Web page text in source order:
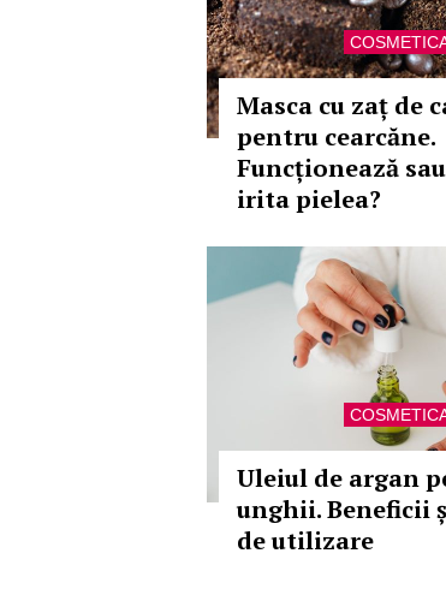
Masca cu zaț de
pentru cearcăne.
Funcționează
irita pielea?
Uleiul de argan
unghii. Beneficii
de utilizare